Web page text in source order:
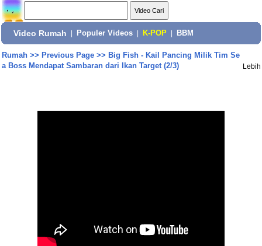
Video Rumah Populer Videos K-POP BBM
Rumah>> Previous Page>> Big Fish - Kail Pancing Milik Tim Se
a Boss Mendapat Sambaran dari Ikan Target (2/3)
Lebih